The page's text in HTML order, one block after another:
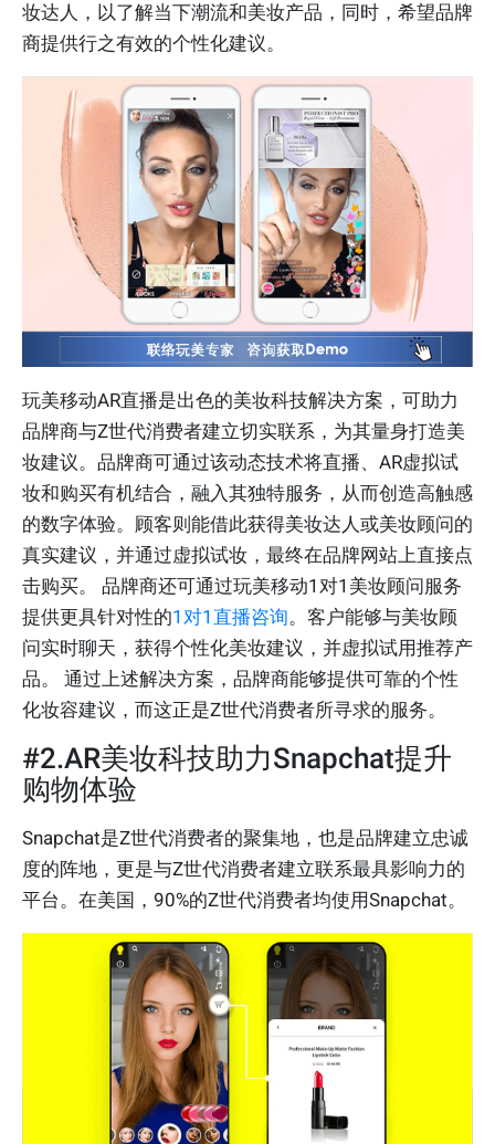
妆达人，以了解当下潮流和美妆产品，同时，希望品牌
商提供行之有效的个性化建议。
玩美移动AR直播是出色的美妆科技解决方案，可助力
品牌商与Z世代消费者建立切实联系，为其量身打造美
妆建议。品牌商可通过该动态技术将直播、AR虚拟试
妆和购买有机结合，融入其独特服务，从而创造高触感
的数字体验。顾客则能借此获得美妆达人或美妆顾问的
真实建议，并通过虚拟试妆，最终在品牌网站上直接点
击购买。 品牌商还可通过玩美移动1对1美妆顾问服务
提供更具针对性的1对1直播咨询。客户能够与美妆顾
问实时聊天，获得个性化美妆建议，并虚拟试用推荐产
品。 通过上述解决方案，品牌商能够提供可靠的个性
化妆容建议，而这正是Z世代消费者所寻求的服务。
#2.AR美妆科技助力Snapchat提升
购物体验
Snapchat是Z世代消费者的聚集地，也是品牌建立忠诚
度的阵地，更是与Z世代消费者建立联系最具影响力的
平台。在美国，90%的Z世代消费者均使用Snapchat。